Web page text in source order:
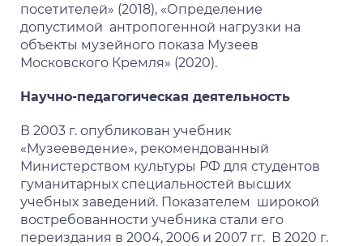
посетителей» (2018), «Определение
допустимой антропогенной нагрузки на
объекты музейного показа Музеев
Московского Кремля» (2020).
Научно-педагогическая деятельность
В 2003 г. опубликован учебник
«Музееведение», рекомендованный
Министерством культуры РФ для студентов
гуманитарных специальностей высших
учебных заведений. Показателем широкой
востребованности учебника стали его
переиздания в 2004, 2006 и 2007 гг. В 2020 г.